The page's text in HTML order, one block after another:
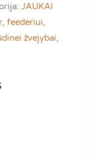
JAUKAI
,feederiui,
žvejybai,